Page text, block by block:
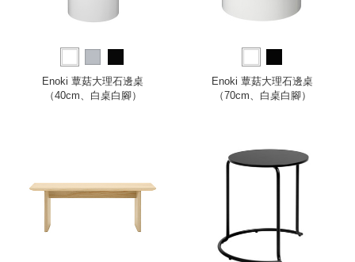
Enoki 蕈菇大理石邊桌
（40cm、白桌白腳）
Enoki 蕈菇大理石邊桌
（70cm、白桌白腳）